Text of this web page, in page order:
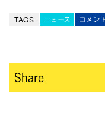
TAGS ニュース コメン
Share